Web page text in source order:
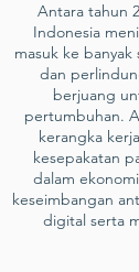
Antara tahun
Indonesia
masuk ke
dan
berjuang
pertumbuhan.
kerangka
kesepakatan
dalam
keseimbangan
digital serta